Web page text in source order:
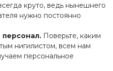
круто, ведь нынешнего
нужно постоянно
Поверьте, каким
нигилистом, всем нам
персональное